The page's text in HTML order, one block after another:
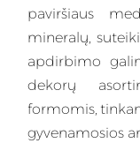
paviršiaus
mineralų,
apdirbimo
dekorų
formomis,
gyvenamosios